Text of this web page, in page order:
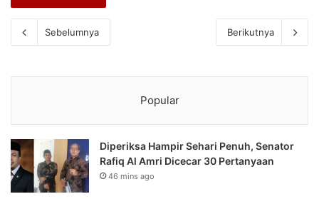
Sebelumnya Berikutnya
Popular
Diperiksa Hampir Sehari Penuh, Senator
Rafiq Al Amri Dicecar 30 Pertanyaan
46 mins ago